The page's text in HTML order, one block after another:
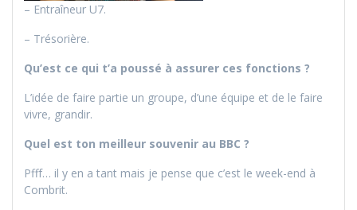
– Entraîneur U7.
– Trésorière.
Qu’est ce qui t’a poussé à assurer ces fonctions ?
L’idée de faire partie un groupe, d’une équipe et de le faire
vivre, grandir.
Quel est ton meilleur souvenir au BBC ?
Pfff… il y en a tant mais je pense que c’est le week-end à
Combrit.